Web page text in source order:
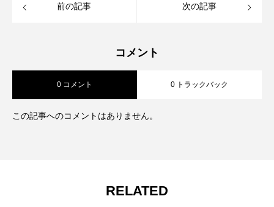
前の記事 次の記事
コメント
0 コメント 0 トラックバック
この記事へのコメントはありません。
RELATED